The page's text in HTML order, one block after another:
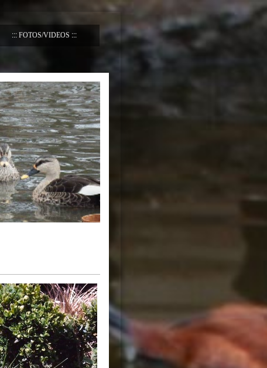
FOTOS/VIDEOS